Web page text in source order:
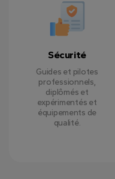
Sécurité
Guides et pilotes
professionnels,
diplômés et
expérimentés et
équipements de
qualité.